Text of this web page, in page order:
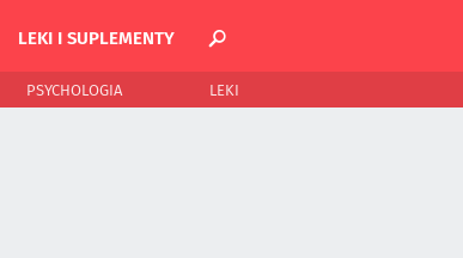
LEKI I SUPLEMENTY
PSYCHOLOGIA LEKI